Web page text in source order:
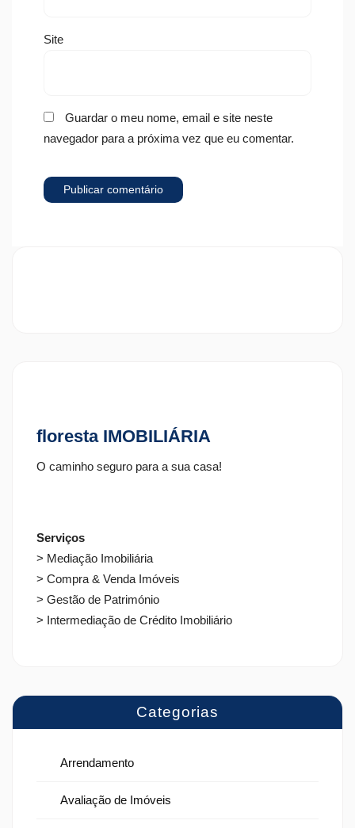
Site
Guardar o meu nome, email e site neste
navegador para a próxima vez que eu comentar.
floresta IMOBILIÁRIA
O caminho seguro para a sua casa!
Serviços
> Mediação Imobiliária
> Compra & Venda Imóveis
> Gestão de Património
> Intermediação de Crédito Imobiliário
Categorias
Arrendamento
Avaliação de Imóveis